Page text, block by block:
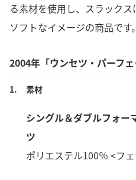
る素材を使用し、スラック
ソフトなイメージの商品です。
2004年「ウンセツ・パーフ
1. 素材
シングル＆ダブルフォー
ツ
ポリエステル100％ <フ